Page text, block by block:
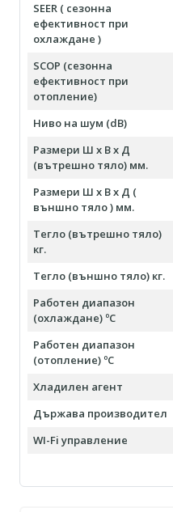
SEER ( сезонна
ефективност при
охлаждане )
SCOP (сезонна
ефективност при
отопление)
Ниво на шум (dB)
Размери Ш х В х Д
(вътрешно тяло) мм.
Размери Ш х В х Д (
външно тяло ) мм.
Тегло (вътрешно тяло)
кг.
Тегло (външно тяло) кг.
Работен диапазон
(охлаждане) ºC
Работен диапазон
(отопление) ºC
Хладилен агент
Държава производител
WI-Fi управление